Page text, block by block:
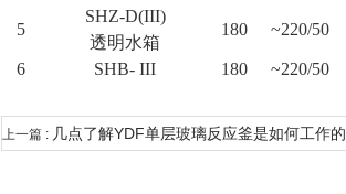
5
SHZ-D(III)
透明水箱
180 ~220/50
6 SHB- III 180 ~220/50
上一篇 : 几点了解YDF单层玻璃反应釜是如何工作的